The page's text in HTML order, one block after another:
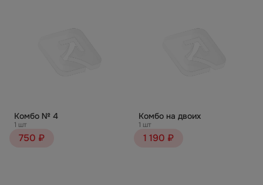
Комбо № 4
1 шт
750 ₽
Комбо на двоих
1 шт
1 190 ₽